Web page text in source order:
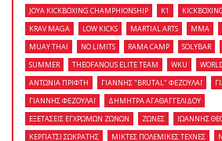
JOYA KICKBOXING CHAMPHIONSHIP
K1
KRAV MAGA
LOW KICKS MARTIAL ARTS MMA
MUAY THAI
NO LIMITS RAMA CAMP SOLYBAR
SUMMER
THEOFANOUS ELITE TEAM WKU
ΑΝΤΩΝΙΑ ΠΡΙΦΤΗ
ΓΙΑΝΝΗΣ "BRUTAL" ΦΕΖΟΥΛΑΪ
ΓΙΑΝΝΗΣ ΦΕΖΟΥΛΑΪ
ΔΗΜΗΤΡΑ ΑΓΑΘΑΓΓΕΛΙΔΟΥ
ΕΞΕΤΑΣΕΙΣ ΕΓΧΡΩΜΩΝ ΖΩΝΩΝ
ΖΩΝΕΣ
ΙΩΑΝΝΗΣ
ΚΕΡΠΑΤΣΙ ΣΩΚΡΑΤΗΣ
ΜΙΚΤΕΣ ΠΟΛΕΜΙΚΕΣ ΤΕΧΝΕΣ